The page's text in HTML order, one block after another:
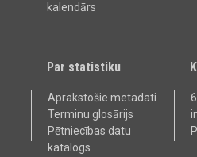
kalendārs
Par statistiku
Aprakstošie metadati
Terminu glosārijs
Pētniecības datu
katalogs